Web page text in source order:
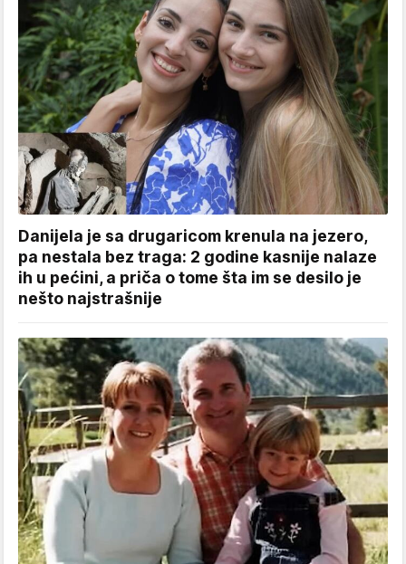
Danijela je sa drugaricom krenula na jezero,
pa nestala bez traga: 2 godine kasnije nalaze
ih u pećini, a priča o tome šta im se desilo je
nešto najstrašnije